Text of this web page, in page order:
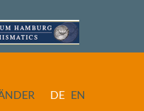
DE EN